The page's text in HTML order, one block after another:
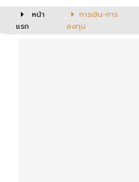
หน้า
แรก
การเงิน-การ
ลงทุน